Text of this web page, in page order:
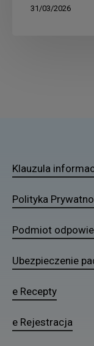
31/03/2026
Klauzula
Polityka
Podmiot
Ubezpieczenie
e Recepty
e Rejestracja